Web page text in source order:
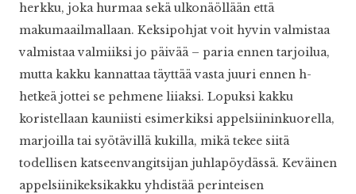
herkku, joka hurmaa sekä ulkonäöllään että
makumaailmallaan. Keksipohjat voit hyvin valmistaa
valmistaa valmiiksi jo päivää – paria ennen tarjoilua,
mutta kakku kannattaa täyttää vasta juuri ennen h-
hetkeä jottei se pehmene liiaksi. Lopuksi kakku
koristellaan kauniisti esimerkiksi appelsiininkuorella,
marjoilla tai syötävillä kukilla, mikä tekee siitä
todellisen katseenvangitsijan juhlapöydässä. Keväinen
appelsiinikeksikakku yhdistää perinteisen